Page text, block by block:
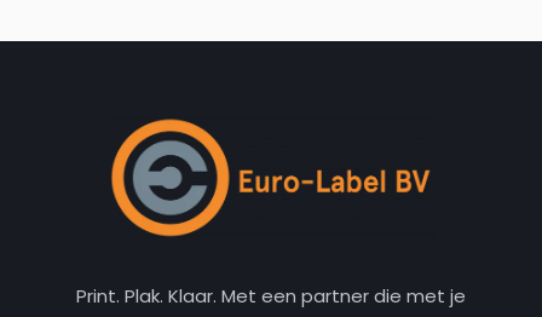
Print. Plak. Klaar. Met een partner die met je